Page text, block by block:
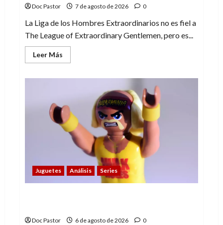
Doc Pastor 7 de agosto de 2026 0
La Liga de los Hombres Extraordinarios no es fiel a
The League of Extraordinary Gentlemen, pero es...
Leer Más
más
gusta
La
Liga
de
los
Hombres
Extraordinarios
(parte
Juguetes Análisis Series
Doc Pastor 6 de agosto de 2026 0